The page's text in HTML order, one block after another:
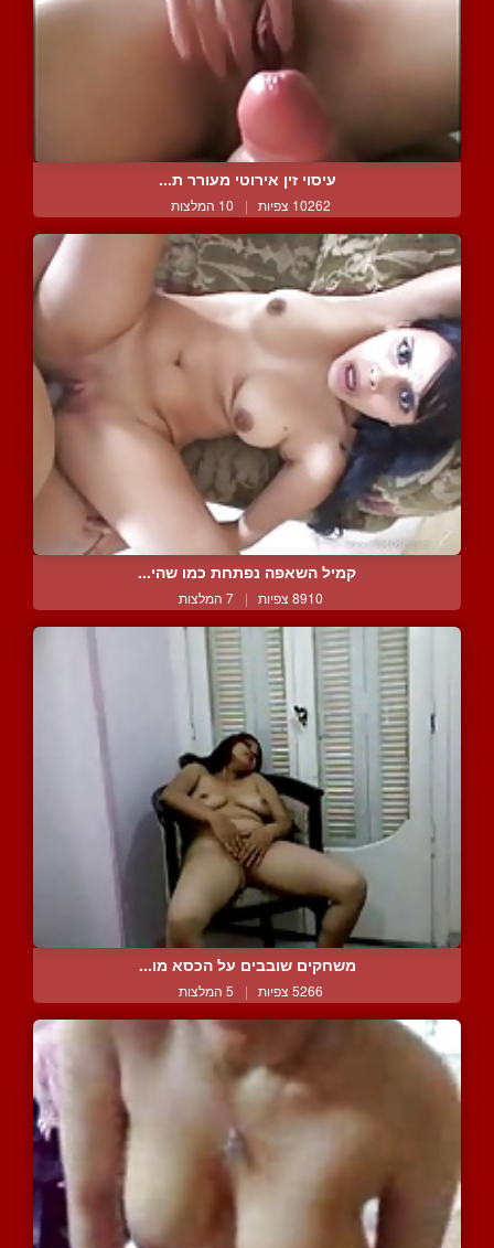
עיסוי זין אירוטי מעורר ת...
10262 צפיות | 10 המלצות
קמיל השאפה נפתחת כמו שהי...
8910 צפיות | 7 המלצות
משחקים שובבים על הכסא מו...
5266 צפיות | 5 המלצות